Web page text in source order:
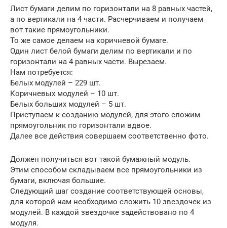
Лист бумаги делим по горизонтали на 8 равных частей,
а по вертикали на 4 части. Расчерчиваем и получаем
вот такие прямоугольники.
То же самое делаем на коричневой бумаге.
Один лист белой бумаги делим по вертикали и по
горизонтали на 4 равных части. Вырезаем.
Нам потребуется:
Белых модулей – 229 шт.
Коричневых модулей – 10 шт.
Белых больших модулей – 5 шт.
Приступаем к созданию модулей, для этого сложим
прямоугольник по горизонтали вдвое.
Далее все действия совершаем соответственно фото.
Должен получиться вот такой бумажный модуль.
Этим способом складываем все прямоугольники из
бумаги, включая большие.
Следующий шаг создание соответствующей основы,
для которой нам необходимо сложить 10 звездочек из
модулей. В каждой звездочке задействовано по 4
модуля.